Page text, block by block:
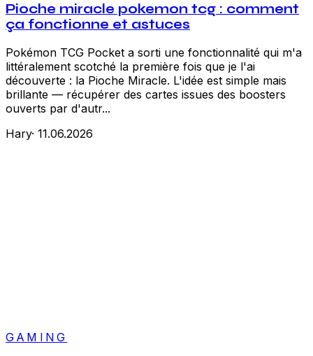
Pioche miracle pokemon tcg : comment
ça fonctionne et astuces
Pokémon TCG Pocket a sorti une fonctionnalité qui m'a
littéralement scotché la première fois que je l'ai
découverte : la Pioche Miracle. L'idée est simple mais
brillante — récupérer des cartes issues des boosters
ouverts par d'autr...
Hary· 11.06.2026
GAMING